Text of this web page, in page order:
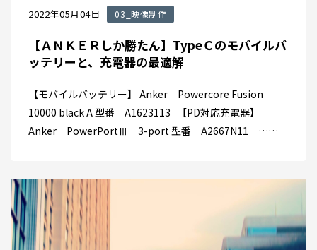
2022年05月04日 03_映像制作
【ＡＮＫＥＲしか勝たん】TypeＣのモバイルバ
ッテリーと、充電器の最適解
【モバイルバッテリー】 Anker Powercore Fusion
10000 black A 型番 A1623113 【PD対応充電器】
Anker PowerPortⅢ 3-port 型番 A2667N11 ……